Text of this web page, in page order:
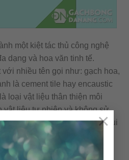
×
một kiệt tác thủ công nghệ
dạng và hoa văn tinh tế.
nhiều tên gọi như: gạch hoa,
là cement tile hay encaustic
loại vật liệu thân thiện môi
liệu tự nhiên và không sử
trình sản xuất. Cấu tạo & qui
sản xuất thủ công không